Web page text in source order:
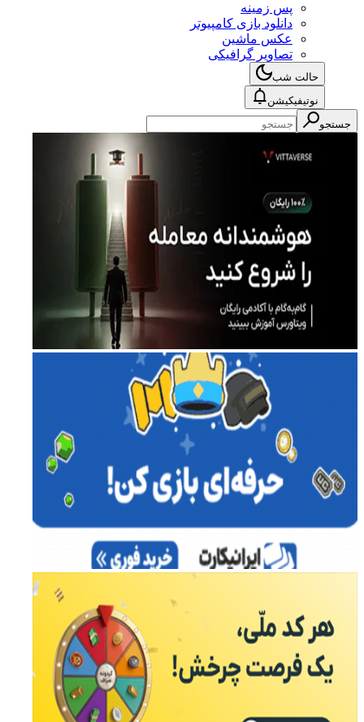
پس زمینه
دانلود بازی کامپیوتر
عکس ماشین
تصاویر گرافیکی
حالت شب
نوتیفیکیشن
جستجو